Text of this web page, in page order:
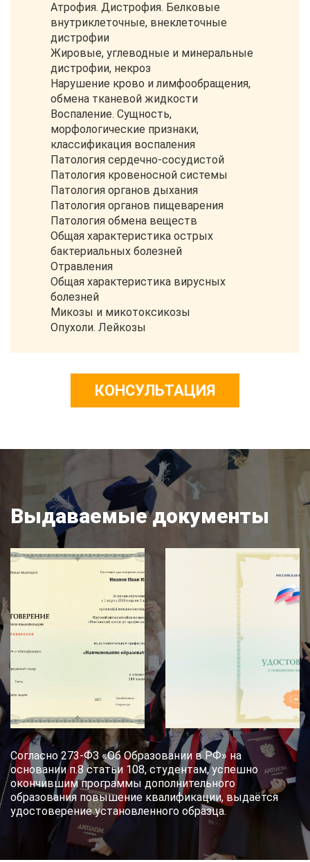
Атрофия. Дистрофия. Белковые
внутриклеточные, внеклеточные
дистрофии
Жировые, углеводные и минеральные
дистрофии, некроз
Нарушение крово и лимфообращения,
обмена тканевой жидкости
Воспаление. Сущность,
морфологические признаки,
классификация воспаления
Патология сердечно-сосудистой
Патология кровеносной системы
Патология органов дыхания
Патология органов пищеварения
Патология обмена веществ
Общая характеристика острых
бактериальных болезней
Отравления
Общая характеристика вирусных
болезней
Микозы и микотоксикозы
Опухоли. Лейкозы
КОНСУЛЬТАЦИЯ
Выдаваемые документы
Согласно 273-ФЗ «Об Образовании в РФ» на
основании п.8 статьи 108, студентам, успешно
окончившим программы дополнительного
образования повышение квалификации, выдаётся
удостоверение установленного образца.